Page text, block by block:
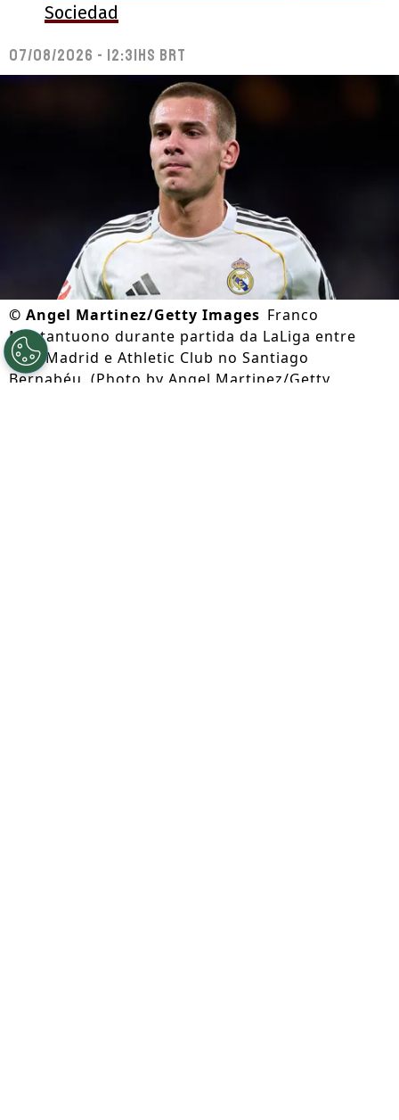
Sociedad
07/08/2026 - 12:31hs BRT
© Angel Martinez/Getty Images Franco
Mastantuono durante partida da LaLiga entre
Real Madrid e Athletic Club no Santiago
Bernabéu. (Photo by Angel Martinez/Getty